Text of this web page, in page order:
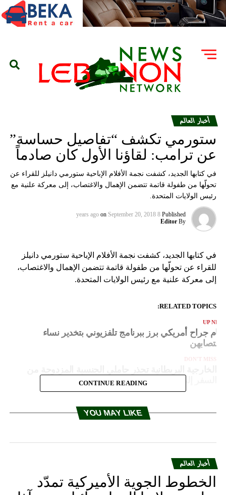
أخبار العالم
ستورمي تكشف “تفاصيل حساسة”
عن ترامب: لقاؤنا الأول كان صادماً
في كتابها الجديد، كشفت نجمة الأفلام الإباحية ستورمي دانيلز للقراء عن
تحولّها من طفولة قاتمة تتضمن الإهمال والاغتصاب، إلى معركة علنية مع
رئيس الولايات المتحدة.
Published
8 years ago
on September 20, 2018
By
Editor
في كتابها الجديد، كشفت نجمة الأفلام الإباحية ستورمي دانيلز
للقراء عن تحولّها من طفولة قاتمة تتضمن الإهمال والاغتصاب،
إلى معركة علنية مع رئيس الولايات المتحدة.
RELATED TOPICS:
UP
جراح أمريكي برز ببرنامج تلفزيوني بتخدير نساء
DON'T MISS
CONTINUE READING
YOU MAY LIKE
أخبار العالم
الخطوط الجوية الأميركية تمدّد